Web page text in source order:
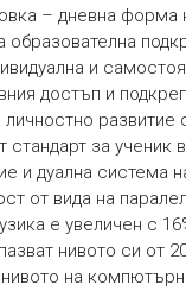
– дневна форма
и
достъп и
развитие
стандарт за
и дуална система
от вида на
е увеличен с
нивото си от
на